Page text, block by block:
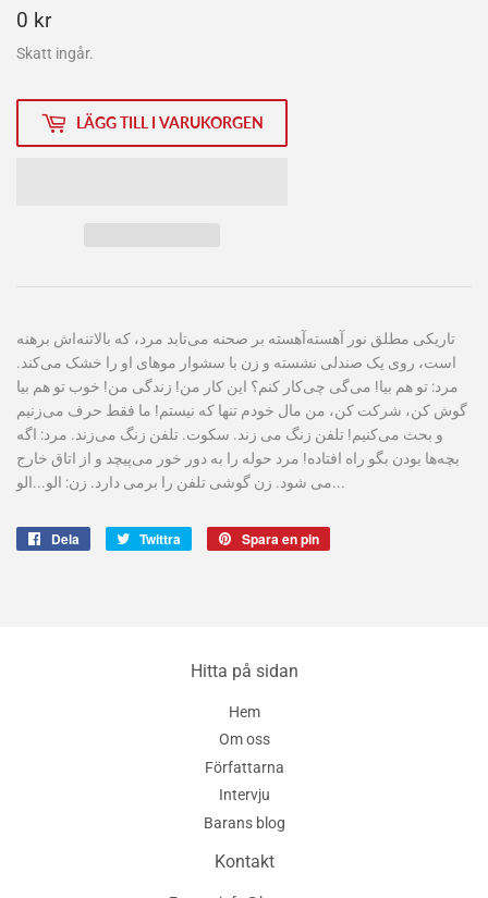
0 kr0
kr
Skatt ingår.
LÄGG TILL I VARUKORGEN
تاریکی مطلق نور آهسته‌آهسته بر صحنه می‌تابد مرد، که بالا‌تنه‌اش برهنه
است، روی یک صندلی نشسته و زن با سشوار موهای او را خشک می‌کند.
مرد: تو هم بیا! می‌گی چی‌کار کنم؟ این کار من! زندگی من! خوب تو هم بیا
گوش کن، شرکت کن، من مال خودم تنها که نیستم! ما فقط حرف می‌زنیم
و بحث می‌کنیم! تلفن زنگ می زند. سکوت. تلفن زنگ می‌زند. مرد: اگه
بچه‌ها بودن بگو راه افتاده! مرد حوله را به دور خور می‌پیچد و از اتاق خارج
می شود. زن گوشی تلفن را برمی دارد. زن: الو...الو...
Dela
Dela
Twittra
Twittra
Spara en pin
Hitta på sidan
Hem
Om oss
Författarna
Intervju
Barans blog
Kontakt